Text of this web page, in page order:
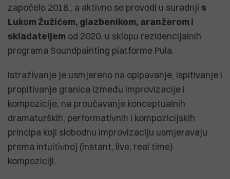
započelo 2018., a aktivno se provodi u suradnji s
Lukom Žužićem, glazbenikom, aranžerom i
skladateljem od 2020. u sklopu rezidencijalnih
programa Soundpainting platforme Pula.
Istraživanje je usmjereno na opipavanje, ispitivanje i
propitivanje granica između improvizacije i
kompozicije, na proučavanje konceptualnih
dramaturških, performativnih i kompozicijskih
principa koji slobodnu improvizaciju usmjeravaju
prema intuitivnoj (instant, live, real time)
kompoziciji.